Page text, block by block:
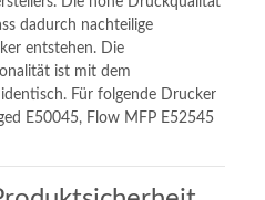
dadurch nachteilige
entstehen. Die
ist mit dem
Für folgende Drucker
E50045, Flow MFP E52545